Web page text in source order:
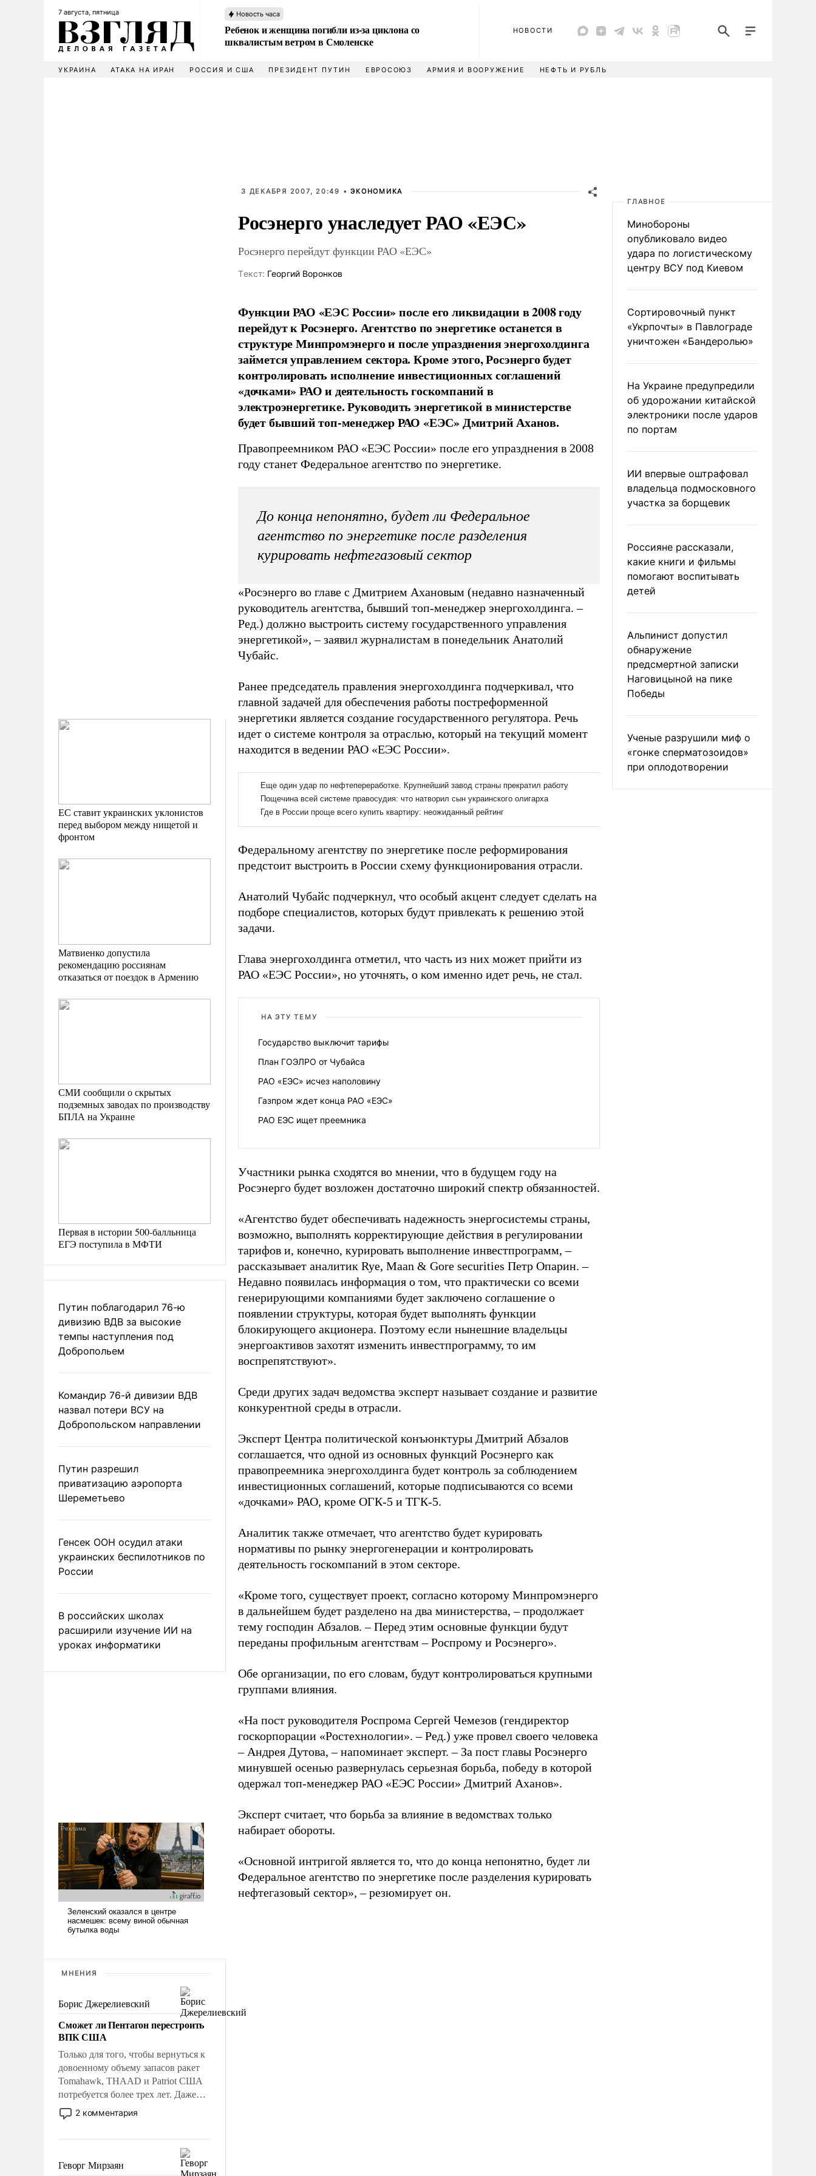
7 августа, пятница Новость часа
Ребенок и женщина погибли из-за циклона со
шквалистым ветром в Смоленске
НОВОСТИ
УКРАИНА АТАКА НА ИРАН РОССИЯ И США ПРЕЗИДЕНТ ПУТИН ЕВРОСОЮЗ АРМИЯ И ВООРУЖЕНИЕ НЕФТЬ И РУБЛЬ
ЕС ставит украинских уклонистов
перед выбором между нищетой и
фронтом
Матвиенко допустила
рекомендацию россиянам
отказаться от поездок в Армению
СМИ сообщили о скрытых
подземных заводах по производству
БПЛА на Украине
Первая в истории 500-балльница
ЕГЭ поступила в МФТИ
Путин поблагодарил 76-ю
дивизию ВДВ за высокие
темпы наступления под
Добропольем
Командир 76-й дивизии ВДВ
назвал потери ВСУ на
Добропольском направлении
Путин разрешил
приватизацию аэропорта
Шереметьево
Генсек ООН осудил атаки
украинских беспилотников по
России
В российских школах
расширили изучение ИИ на
уроках информатики
МНЕНИЯ
Борис Джерелиевский
Сможет ли Пентагон перестроить
ВПК США
Только для того, чтобы вернуться к
довоенному объему запасов ракет
Tomahawk, THAAD и Patriot США
потребуется более трех лет. Даже
небольшая война с Ираном
опустошила американские
означает многолетний период
уязвимости США, например, перед
2 комментария
Геворг Мирзаян
3 ДЕКАБРЯ 2007, 20:49 •ЭКОНОМИКА
Росэнерго унаследует РАО «ЕЭС»
Росэнерго перейдут функции РАО «ЕЭС»
Tекст: Георгий Воронков
Функции РАО «ЕЭС России» после его ликвидации в 2008 году
перейдут к Росэнерго. Агентство по энергетике останется в
структуре Минпромэнерго и после упразднения энергохолдинга
займется управлением сектора. Кроме этого, Росэнерго будет
контролировать исполнение инвестиционных соглашений
«дочками» РАО и деятельность госкомпаний в
электроэнергетике. Руководить энергетикой в министерстве
будет бывший топ-менеджер РАО «ЕЭС» Дмитрий Аханов.
Правопреемником РАО «ЕЭС России» после его упразднения в 2008
году станет Федеральное агентство по энергетике.
До конца непонятно, будет ли Федеральное
агентство по энергетике после разделения
курировать нефтегазовый сектор
«Росэнерго во главе с Дмитрием Ахановым (недавно назначенный
руководитель агентства, бывший топ-менеджер энергохолдинга. –
Ред.) должно выстроить систему государственного управления
энергетикой», – заявил журналистам в понедельник Анатолий
Чубайс.
Ранее председатель правления энергохолдинга подчеркивал, что
главной задачей для обеспечения работы постреформенной
энергетики является создание государственного регулятора. Речь
идет о системе контроля за отраслью, который на текущий момент
находится в ведении РАО «ЕЭС России».
Федеральному агентству по энергетике после реформирования
предстоит выстроить в России схему функционирования отрасли.
Анатолий Чубайс подчеркнул, что особый акцент следует сделать на
подборе специалистов, которых будут привлекать к решению этой
задачи.
Глава энергохолдинга отметил, что часть из них может прийти из
РАО «ЕЭС России», но уточнять, о ком именно идет речь, не стал.
НА ЭТУ ТЕМУ
Государство выключит тарифы
План ГОЭЛРО от Чубайса
РАО «ЕЭС» исчез наполовину
Газпром ждет конца РАО «ЕЭС»
РАО ЕЭС ищет преемника
Участники рынка сходятся во мнении, что в будущем году на
Росэнерго будет возложен достаточно широкий спектр обязанностей.
«Агентство будет обеспечивать надежность энергосистемы страны,
возможно, выполнять корректирующие действия в регулировании
тарифов и, конечно, курировать выполнение инвестпрограмм, –
рассказывает аналитик Rye, Maan & Gore securities Петр Опарин. –
Недавно появилась информация о том, что практически со всеми
генерирующими компаниями будет заключено соглашение о
появлении структуры, которая будет выполнять функции
блокирующего акционера. Поэтому если нынешние владельцы
энергоактивов захотят изменить инвестпрограмму, то им
воспрепятствуют».
Среди других задач ведомства эксперт называет создание и развитие
конкурентной среды в отрасли.
Эксперт Центра политической конъюнктуры Дмитрий Абзалов
соглашается, что одной из основных функций Росэнерго как
правопреемника энергохолдинга будет контроль за соблюдением
инвестиционных соглашений, которые подписываются со всеми
«дочками» РАО, кроме ОГК-5 и ТГК-5.
Аналитик также отмечает, что агентство будет курировать
нормативы по рынку энергогенерации и контролировать
деятельность госкомпаний в этом секторе.
«Кроме того, существует проект, согласно которому Минпромэнерго
в дальнейшем будет разделено на два министерства, – продолжает
тему господин Абзалов. – Перед этим основные функции будут
переданы профильным агентствам – Роспрому и Росэнерго».
Обе организации, по его словам, будут контролироваться крупными
группами влияния.
«На пост руководителя Роспрома Сергей Чемезов (гендиректор
госкорпорации «Ростехнологии». – Ред.) уже провел своего человека
– Андрея Дутова, – напоминает эксперт. – За пост главы Росэнерго
минувшей осенью развернулась серьезная борьба, победу в которой
одержал топ-менеджер РАО «ЕЭС России» Дмитрий Аханов».
Эксперт считает, что борьба за влияние в ведомствах только
набирает обороты.
«Основной интригой является то, что до конца непонятно, будет ли
Федеральное агентство по энергетике после разделения курировать
нефтегазовый сектор», – резюмирует он.
ГЛАВНОЕ
Минобороны
опубликовало видео
удара по логистическому
центру ВСУ под Киевом
Сортировочный пункт
«Укрпочты» в Павлограде
уничтожен «Бандеролью»
На Украине предупредили
об удорожании китайской
электроники после ударов
по портам
ИИ впервые оштрафовал
владельца подмосковного
участка за борщевик
Россияне рассказали,
какие книги и фильмы
помогают воспитывать
детей
Альпинист допустил
обнаружение
предсмертной записки
Наговицыной на пике
Победы
Ученые разрушили миф о
«гонке сперматозоидов»
при оплодотворении